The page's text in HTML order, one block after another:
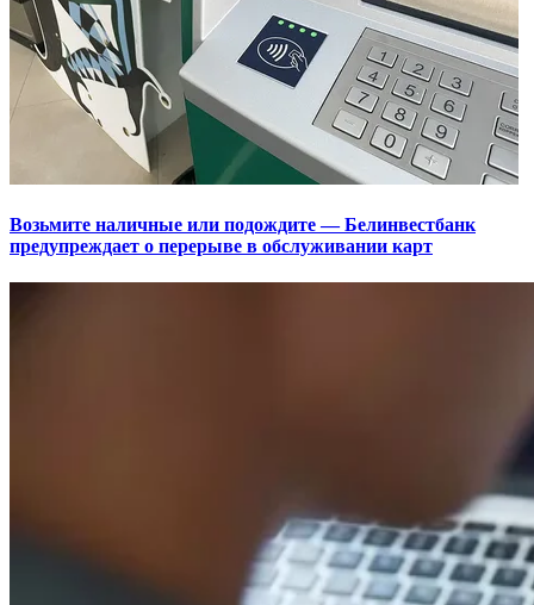
Возьмите наличные или подождите — Белинвестбанк
предупреждает о перерыве в обслуживании карт